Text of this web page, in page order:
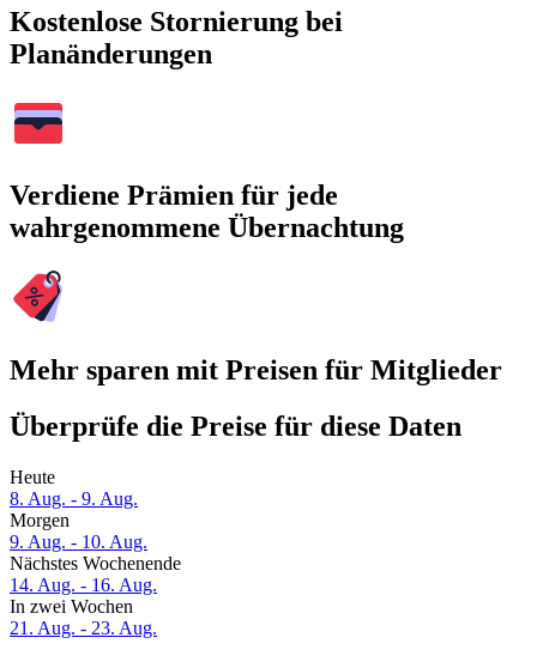
Kostenlose Stornierung bei
Planänderungen
Verdiene Prämien für jede
wahrgenommene Übernachtung
Mehr sparen mit Preisen für Mitglieder
Überprüfe die Preise für diese Daten
Heute
8. Aug. - 9. Aug.
Morgen
9. Aug. - 10. Aug.
Nächstes Wochenende
14. Aug. - 16. Aug.
In zwei Wochen
21. Aug. - 23. Aug.